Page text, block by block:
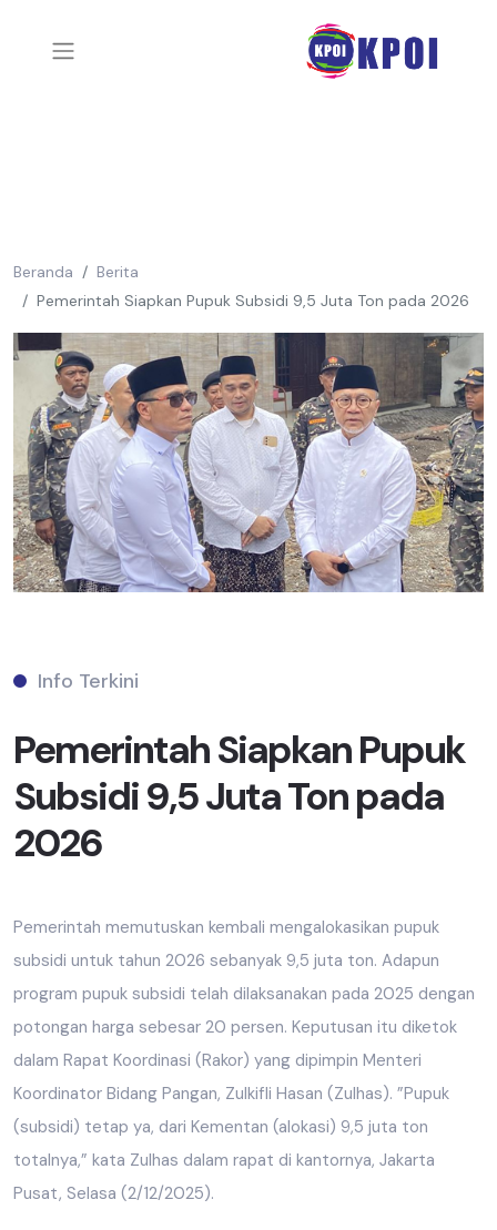
Beranda
Berita
Pemerintah Siapkan Pupuk Subsidi 9,5 Juta Ton pada 2026
Info Terkini
Pemerintah Siapkan Pupuk
Subsidi 9,5 Juta Ton pada
2026
Pemerintah memutuskan kembali mengalokasikan pupuk
subsidi untuk tahun 2026 sebanyak 9,5 juta ton. Adapun
program pupuk subsidi telah dilaksanakan pada 2025 dengan
potongan harga sebesar 20 persen. Keputusan itu diketok
dalam Rapat Koordinasi (Rakor) yang dipimpin Menteri
Koordinator Bidang Pangan, Zulkifli Hasan (Zulhas). ”Pupuk
(subsidi) tetap ya, dari Kementan (alokasi) 9,5 juta ton
totalnya,” kata Zulhas dalam rapat di kantornya, Jakarta
Pusat, Selasa (2/12/2025).